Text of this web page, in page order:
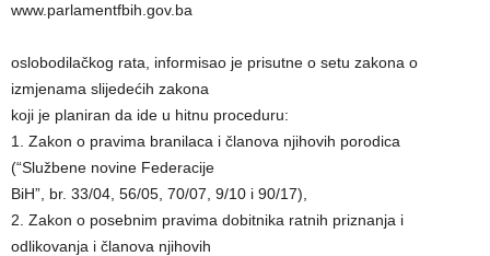
www.parlamentfbih.gov.ba
oslobodilačkog rata, informisao je prisutne o setu zakona o
izmjenama slijedećih zakona
koji je planiran da ide u hitnu proceduru:
1. Zakon o pravima branilaca i članova njihovih porodica
(“Službene novine Federacije
BiH”, br. 33/04, 56/05, 70/07, 9/10 i 90/17),
2. Zakon o posebnim pravima dobitnika ratnih priznanja i
odlikovanja i članova njihovih